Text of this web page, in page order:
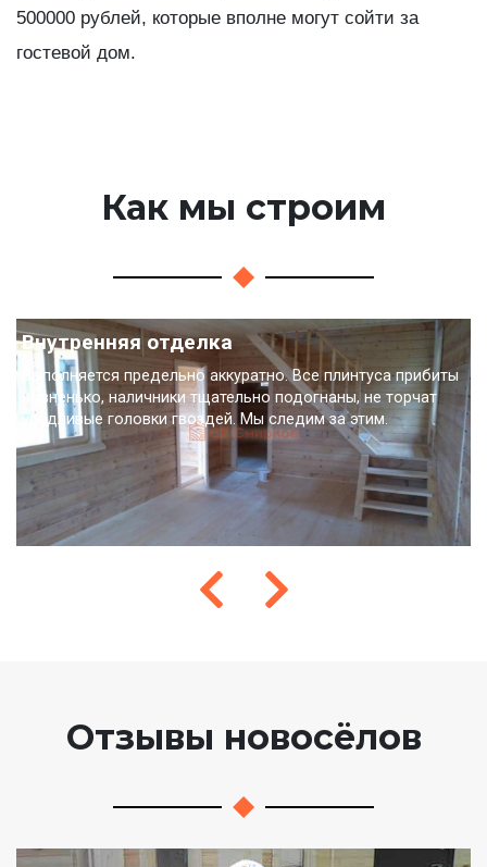
500000 рублей, которые вполне могут сойти за
гостевой дом.
Как мы строим
Внутренняя отделка
Выполняется предельно аккуратно. Все плинтуса прибиты
ровненько, наличники тщательно подогнаны, не торчат
уродливые головки гвоздей. Мы следим за этим.
Отзывы новосёлов